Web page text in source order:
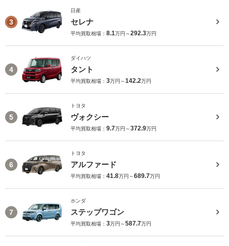
3
日産
セレナ
平均買取相場： 8.1万円～292.3万円
4
ダイハツ
タント
平均買取相場： 3万円～142.2万円
5
トヨタ
ヴォクシー
平均買取相場： 9.7万円～372.9万円
6
トヨタ
アルファード
平均買取相場： 41.8万円～689.7万円
7
ホンダ
ステップワゴン
平均買取相場： 3万円～587.7万円